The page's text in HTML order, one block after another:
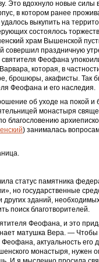
Это вдохнуло новые силы
в котором ранее
выкупить на
состоялось
храм Вышенской
совершил праздничную
Феофана
которая, в
брошюры, акафисты. Так
Феофана и его наследия.
об уходе на покой
монастыря
благословению
) занималась
статус памятника
но государственные
других зданий,
поиск благотворителей.
Феофана, и это
матушка Вера. — Чтобы
актуальность его
монастыря, нужен